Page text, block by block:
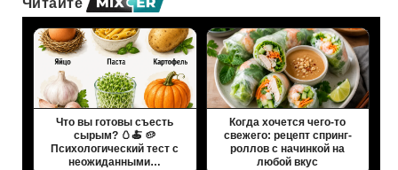
Читайте
Что вы готовы съесть
сырым? 🥚🍝 🥔
Психологический тест с
неожиданными…
Когда хочется чего-то
свежего: рецепт спринг-
роллов с начинкой на
любой вкус